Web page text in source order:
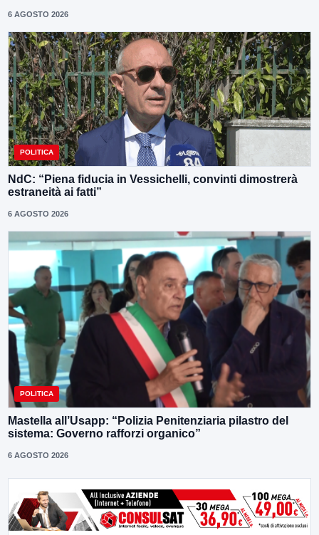
6 AGOSTO 2026
POLITICA
NdC: “Piena fiducia in Vessichelli, convinti dimostrerà
estraneità ai fatti”
6 AGOSTO 2026
POLITICA
Mastella all’Usapp: “Polizia Penitenziaria pilastro del
sistema: Governo rafforzi organico”
6 AGOSTO 2026